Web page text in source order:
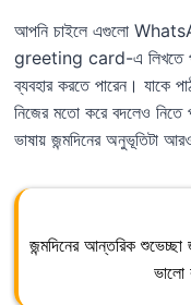
আপনি চাইলে এগুলো
greeting card-এ লিখতে
ব্যবহার করতে পারেন। যাকে
নিজের মতো করে বদলেও নিতে
ভাষায় জন্মদিনের অনুভূতিটা
জন্মদিনের আন্তরিক
ভালো